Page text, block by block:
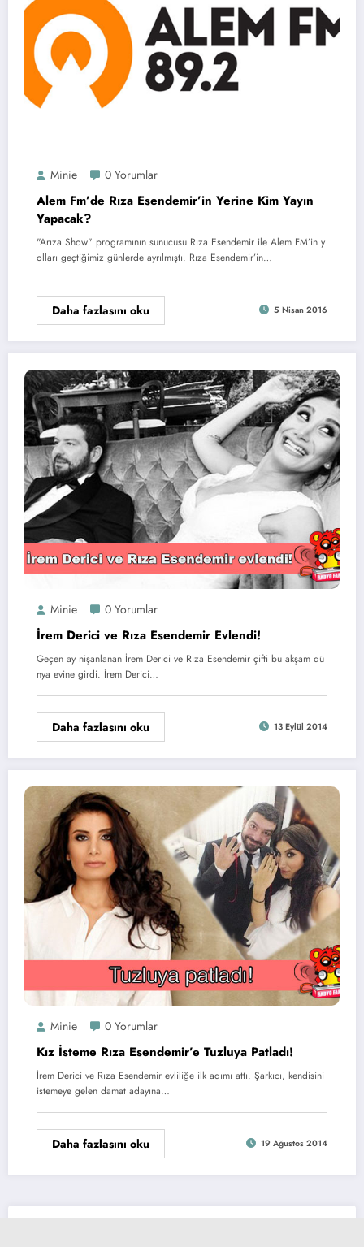
Minie 0 Yorumlar
Alem Fm’de Rıza Esendemir’in Yerine Kim Yayın
Yapacak?
"Arıza Show" programının sunucusu Rıza Esendemir ile Alem FM’in y
olları geçtiğimiz günlerde ayrılmıştı. Rıza Esendemir’in…
Daha fazlasını oku 5 Nisan 2016
Minie 0 Yorumlar
İrem Derici ve Rıza Esendemir Evlendi!
Geçen ay nişanlanan İrem Derici ve Rıza Esendemir çifti bu akşam dü
nya evine girdi. İrem Derici…
Daha fazlasını oku 13 Eylül 2014
Minie 0 Yorumlar
Kız İsteme Rıza Esendemir’e Tuzluya Patladı!
İrem Derici ve Rıza Esendemir evliliğe ilk adımı attı. Şarkıcı, kendisini
istemeye gelen damat adayına…
Daha fazlasını oku 19 Ağustos 2014